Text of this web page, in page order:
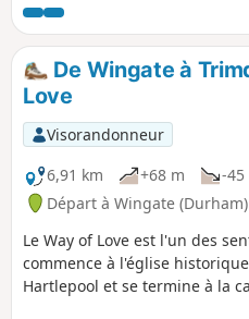
lotissements d'après-guerre
plus anciennes rues de
d'une chapelle du XIIIe siècle.
De Wingate à
Love
Visorandonneur
6,91 km
+68 m -45
Départ à Wingate (Durham)
Le Way of Love est l'un des
commence à l'église
Hartlepool et se termine à la